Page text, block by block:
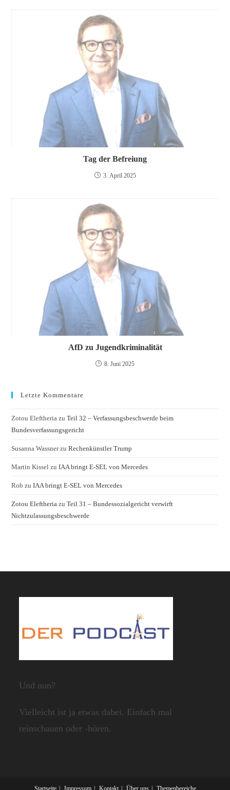
Tag der Befreiung
3. April 2025
AfD zu Jugendkriminalität
8. Juni 2025
Letzte Kommentare
Zotou Eleftheria zuTeil 32 – Verfassungsbeschwerde beim
Bundesverfassungsgericht
Susanna WassnerzuRechenkünstler Trump
Martin Kissel zuIAA bringt E-SEL von Mercedes
Rob zuIAA bringt E-SEL von Mercedes
Zotou Eleftheria zuTeil 31 – Bundessozialgericht verwirft
Nichtzulassungsbeschwerde
Und nun?
Vielleicht ist ja etwas dabei. Einfach mal
reinschauen oder -hören.